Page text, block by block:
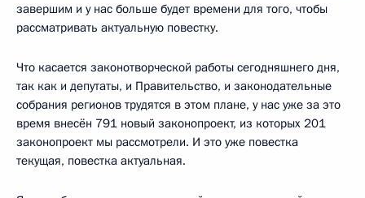
завершим и у нас больше будет времени для того, чтобы
рассматривать актуальную повестку.
Что касается законотворческой работы сегодняшнего дня,
так как и депутаты, и Правительство, и законодательные
собрания регионов трудятся в этом плане, у нас уже за это
время внесён 791 новый законопроект, из которых 201
законопроект мы рассмотрели. И это уже повестка
текущая, повестка актуальная.